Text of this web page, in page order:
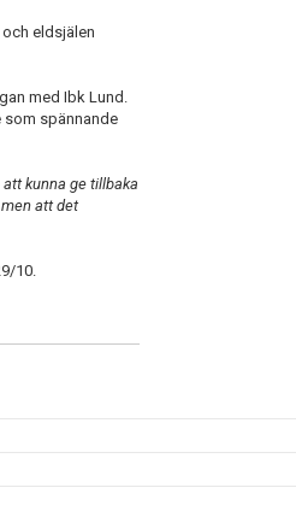
eldsjälen
med Ibk Lund.
som spännande
kunna ge tillbaka
att det
10.